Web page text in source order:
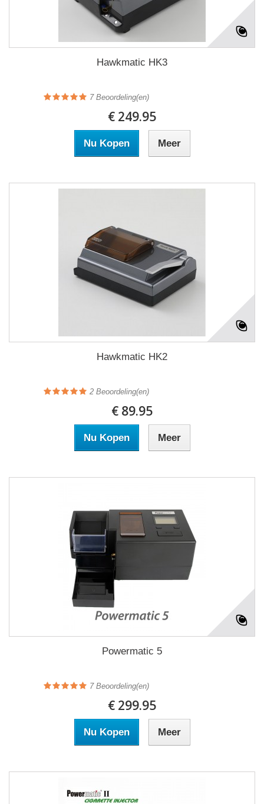
Hawkmatic HK3
7Beoordeling(en)
€ 249.95
Nu Kopen Meer
Hawkmatic HK2
2 Beoordeling(en)
€ 89.95
Nu Kopen Meer
Powermatic 5
7Beoordeling(en)
€ 299.95
Nu Kopen Meer